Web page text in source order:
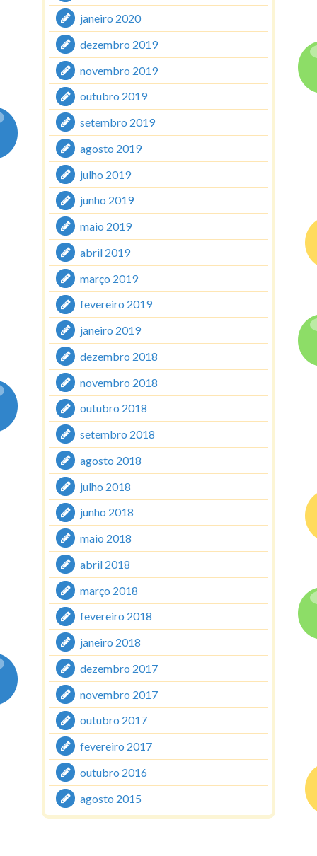
janeiro 2020
dezembro 2019
novembro 2019
outubro 2019
setembro 2019
agosto 2019
julho 2019
junho 2019
maio 2019
abril 2019
março 2019
fevereiro 2019
janeiro 2019
dezembro 2018
novembro 2018
outubro 2018
setembro 2018
agosto 2018
julho 2018
junho 2018
maio 2018
abril 2018
março 2018
fevereiro 2018
janeiro 2018
dezembro 2017
novembro 2017
outubro 2017
fevereiro 2017
outubro 2016
agosto 2015